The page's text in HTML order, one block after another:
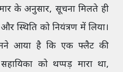
के अनुसार, सूचना मिलते ही
स्थिति को नियंत्रण में लिया।
आया है कि एक फ्लैट की
को थप्पड़ मारा था,